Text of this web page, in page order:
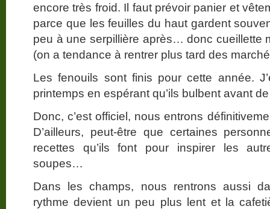
encore très froid. Il faut prévoir panier et
parce que les feuilles du haut gardent
peu à une serpillière après… donc cueillette
(on a tendance à rentrer plus tard des
Les fenouils sont finis pour cette année.
printemps en espérant qu’ils bulbent avant
Donc, c’est officiel, nous entrons
D’ailleurs, peut-être que certaines
recettes qu’ils font pour inspirer les
soupes…
Dans les champs, nous rentrons aussi
rythme devient un peu plus lent et la